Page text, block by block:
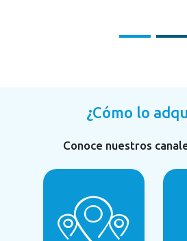
¿Cómo lo
Conoce nuestros